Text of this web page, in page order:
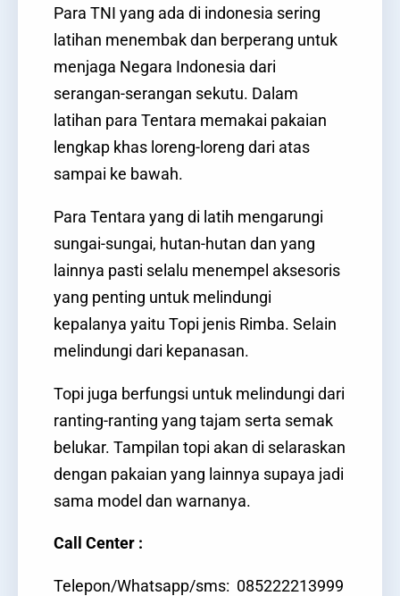
Para TNI yang ada di indonesia sering
latihan menembak dan berperang untuk
menjaga Negara Indonesia dari
serangan-serangan sekutu. Dalam
latihan para Tentara memakai pakaian
lengkap khas loreng-loreng dari atas
sampai ke bawah.
Para Tentara yang di latih mengarungi
sungai-sungai, hutan-hutan dan yang
lainnya pasti selalu menempel aksesoris
yang penting untuk melindungi
kepalanya yaitu Topi jenis Rimba. Selain
melindungi dari kepanasan.
Topi juga berfungsi untuk melindungi dari
ranting-ranting yang tajam serta semak
belukar. Tampilan topi akan di selaraskan
dengan pakaian yang lainnya supaya jadi
sama model dan warnanya.
Call Center :
Telepon/Whatsapp/sms: 085222213999